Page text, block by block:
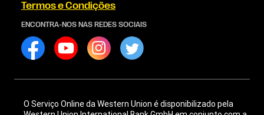
Termos e Condições
ENCONTRA-NOS NAS REDES SOCIAIS
O Serviço Online da Western Union é disponibilizado pela